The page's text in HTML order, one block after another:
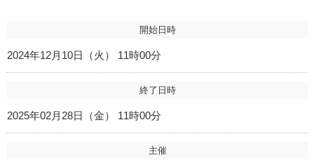
開始日時
2024年12月10日（火） 11時00分
終了日時
2025年02月28日（金） 11時00分
主催